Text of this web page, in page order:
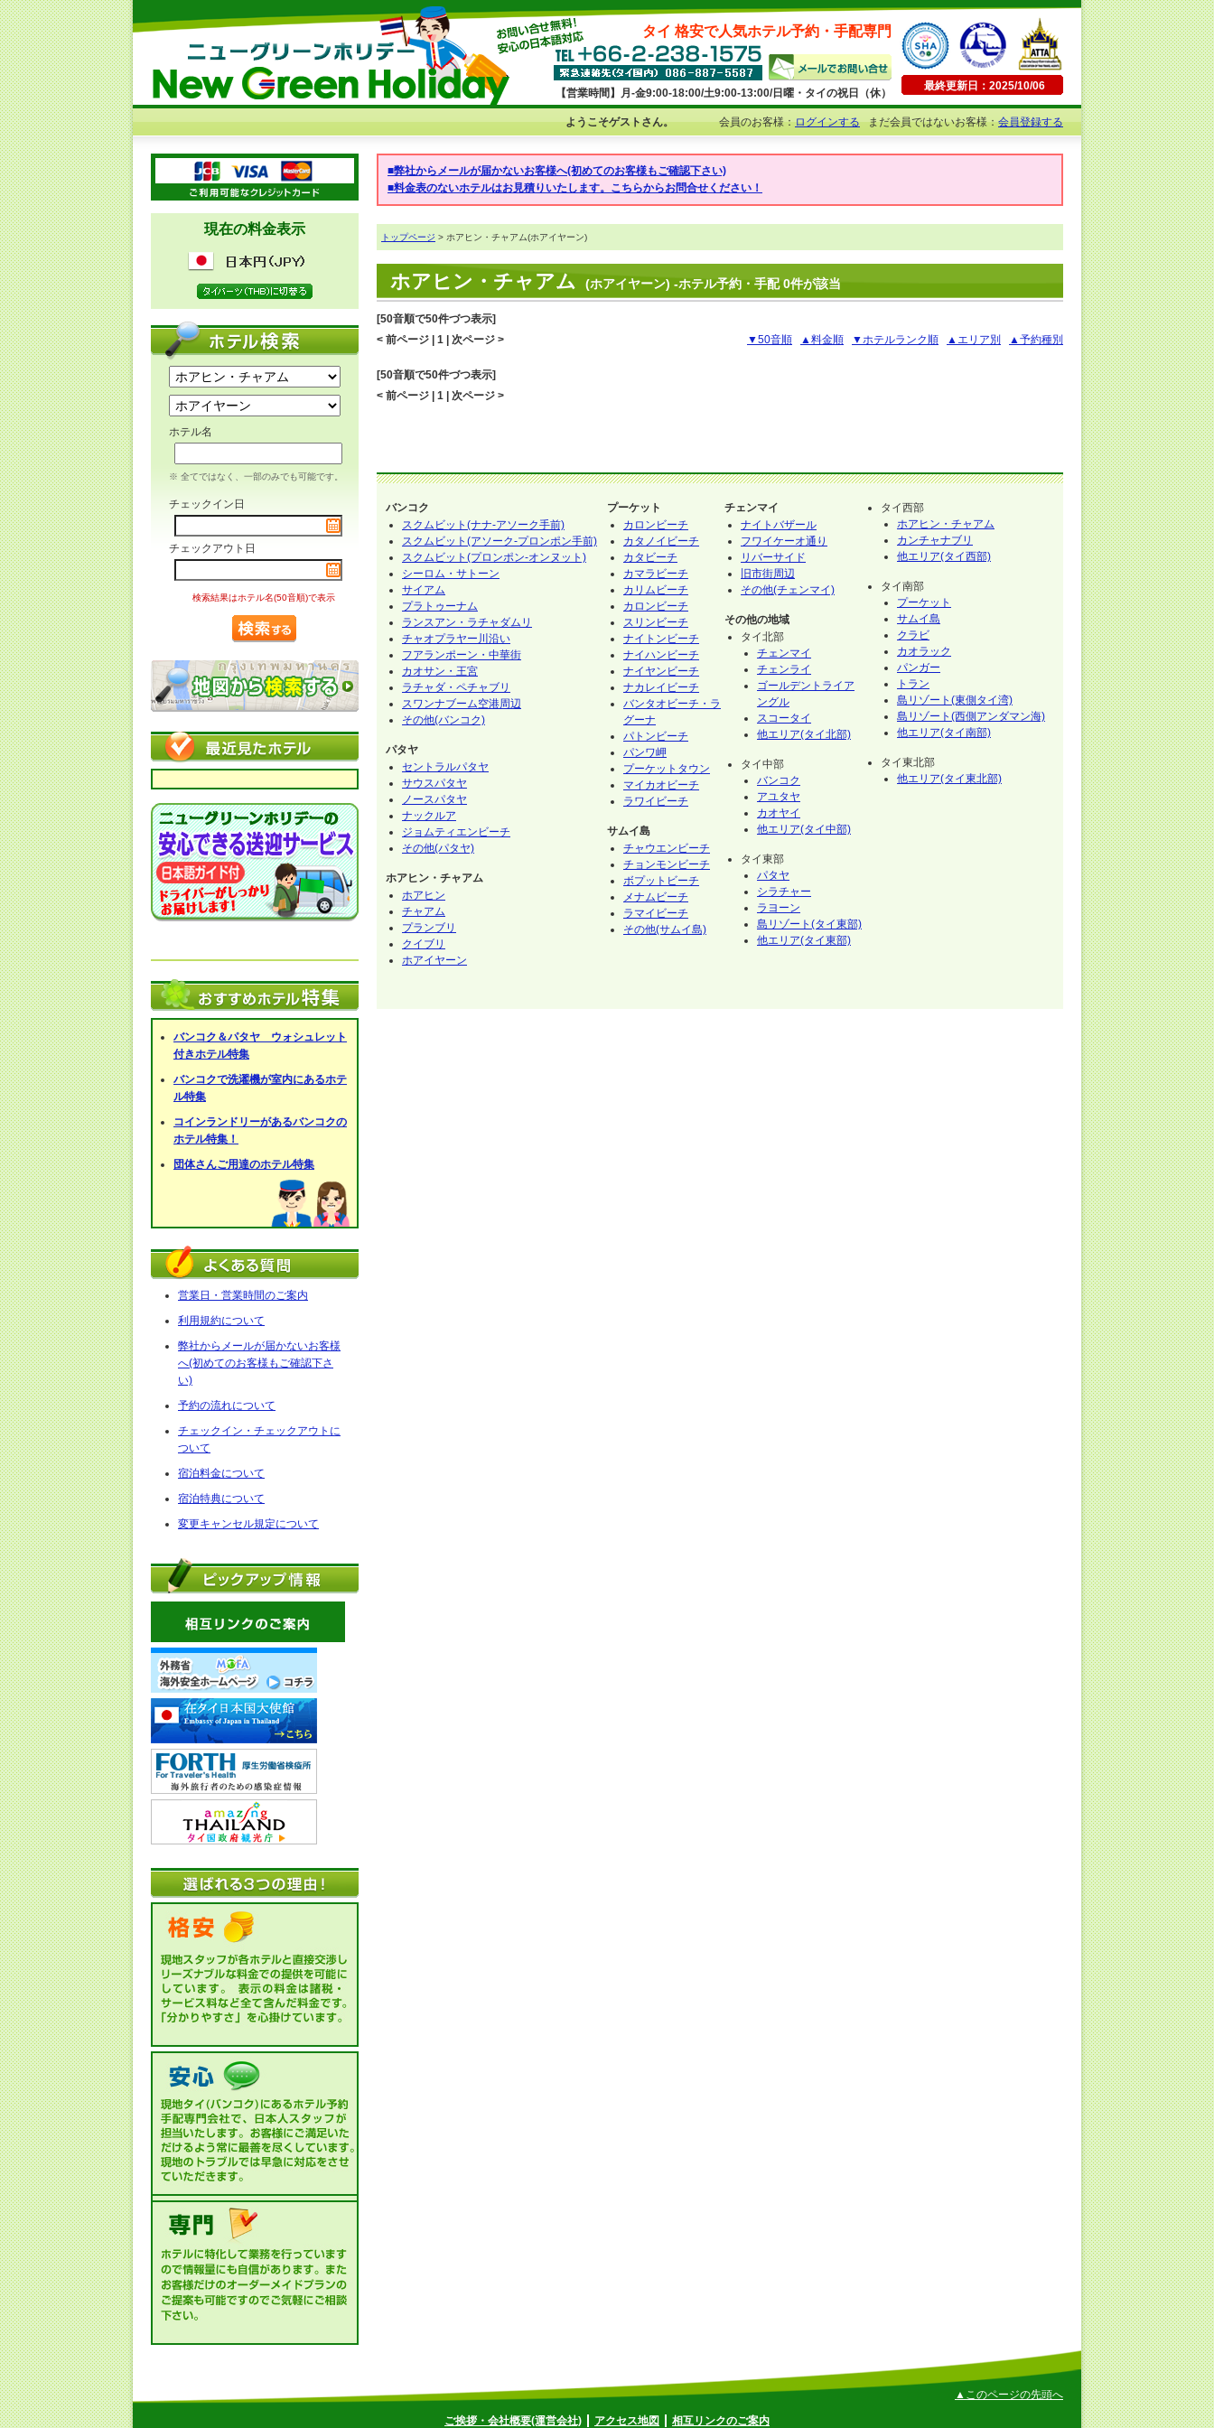
タイ 格安で人気ホテル予約・手配専門
【営業時間】月-金9:00-18:00/土9:00-13:00/日曜・タイの祝日（休）
最終更新日：2025/10/06
ようこそゲストさん。 会員のお客様：ログインするまだ会員ではないお客様：会員登録する
現在の料金表示
ホテル名
※ 全てではなく、一部のみでも可能です。
チェックイン日
チェックアウト日
検索結果はホテル名(50音順)で表示
バンコク＆パタヤ ウォシュレット
付きホテル特集
バンコクで洗濯機が室内にあるホテ
ル特集
コインランドリーがあるバンコクの
ホテル特集！
団体さんご用達のホテル特集
営業日・営業時間のご案内
利用規約について
弊社からメールが届かないお客様
へ(初めてのお客様もご確認下さ
い)
予約の流れについて
チェックイン・チェックアウトに
ついて
宿泊料金について
宿泊特典について
変更キャンセル規定について
■弊社からメールが届かないお客様へ(初めてのお客様もご確認下さい)
■料金表のないホテルはお見積りいたします。こちらからお問合せください！
トップページ > ホアヒン・チャアム(ホアイヤーン)
ホアヒン・チャアム (ホアイヤーン) -ホテル予約・手配 0件が該当
[50音順で50件づつ表示]
< 前ページ | 1 | 次ページ >
▼50音順 ▲料金順 ▼ホテルランク順 ▲エリア別 ▲予約種別
[50音順で50件づつ表示]
< 前ページ | 1 | 次ページ >
バンコク
スクムビット(ナナ-アソーク手前)
スクムビット(アソーク-プロンポン手前)
スクムビット(プロンポン-オンヌット)
シーロム・サトーン
サイアム
プラトゥーナム
ランスアン・ラチャダムリ
チャオプラヤー川沿い
フアランポーン・中華街
カオサン・王宮
ラチャダ・ペチャブリ
スワンナブーム空港周辺
その他(バンコク)
パタヤ
セントラルパタヤ
サウスパタヤ
ノースパタヤ
ナックルア
ジョムティエンビーチ
その他(パタヤ)
ホアヒン・チャアム
ホアヒン
チャアム
プランブリ
クイブリ
ホアイヤーン
プーケット
カロンビーチ
カタノイビーチ
カタビーチ
カマラビーチ
カリムビーチ
カロンビーチ
スリンビーチ
ナイトンビーチ
ナイハンビーチ
ナイヤンビーチ
ナカレイビーチ
バンタオビーチ・ラ
グーナ
パトンビーチ
パンワ岬
プーケットタウン
マイカオビーチ
ラワイビーチ
サムイ島
チャウエンビーチ
チョンモンビーチ
ボプットビーチ
メナムビーチ
ラマイビーチ
その他(サムイ島)
チェンマイ
ナイトバザール
フワイケーオ通り
リバーサイド
旧市街周辺
その他(チェンマイ)
その他の地域
タイ北部
チェンマイ
チェンライ
ゴールデントライア
ングル
スコータイ
他エリア(タイ北部)
タイ中部
バンコク
アユタヤ
カオヤイ
他エリア(タイ中部)
タイ東部
パタヤ
シラチャー
ラヨーン
島リゾート(タイ東部)
他エリア(タイ東部)
タイ西部
ホアヒン・チャアム
カンチャナブリ
他エリア(タイ西部)
タイ南部
プーケット
サムイ島
クラビ
カオラック
パンガー
トラン
島リゾート(東側タイ湾)
島リゾート(西側アンダマン海)
他エリア(タイ南部)
タイ東北部
他エリア(タイ東北部)
▲このページの先頭へ
ご挨拶・会社概要(運営会社) アクセス地図 相互リンクのご案内